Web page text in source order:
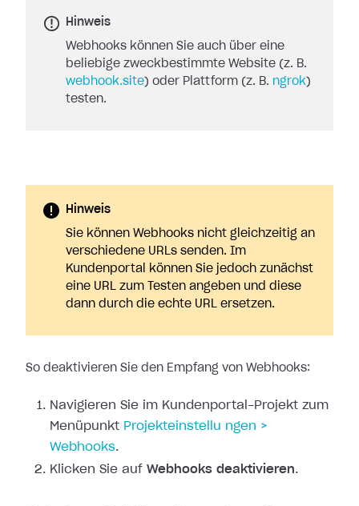
Hinweis
Webhooks können Sie auch über eine
beliebige zweckbestimmte Website (z. B.
webhook.site) oder Plattform (z. B. ngrok)
testen.
Hinweis
Sie können Webhooks nicht gleichzeitig an
verschiedene URLs senden. Im
Kundenportal können Sie jedoch zunächst
eine URL zum Testen angeben und diese
dann durch die echte URL ersetzen.
So deaktivieren Sie den Empfang von Webhooks:
Navigieren Sie im Kundenportal-Projekt zum
Menüpunkt Projekteinstellu ngen >
Webhooks.
Klicken Sie auf Webhooks deaktivieren.